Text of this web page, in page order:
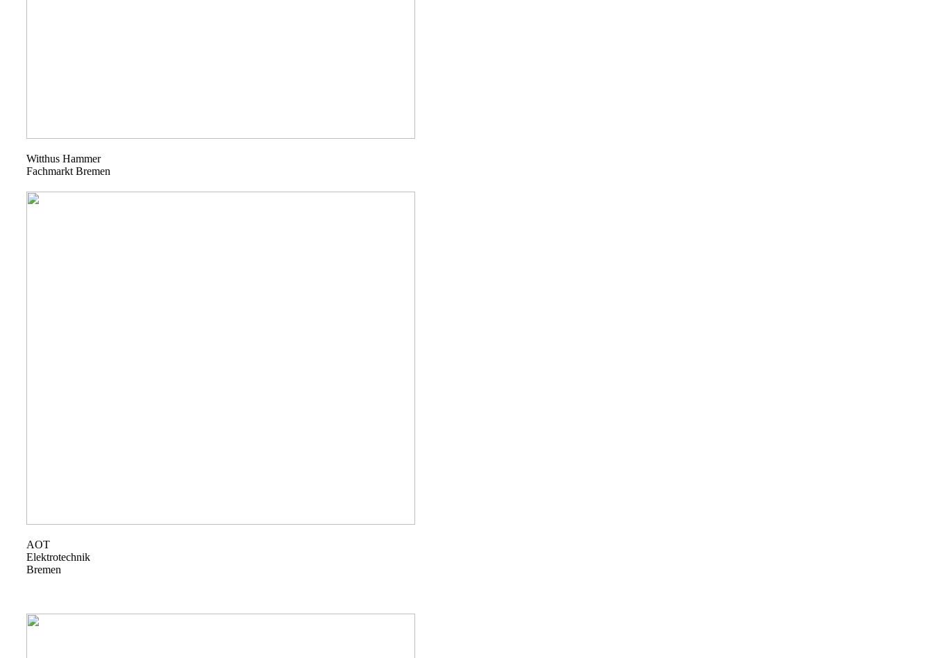
Witthus Hammer
Fachmarkt Bremen
AOT
Elektrotechnik
Bremen